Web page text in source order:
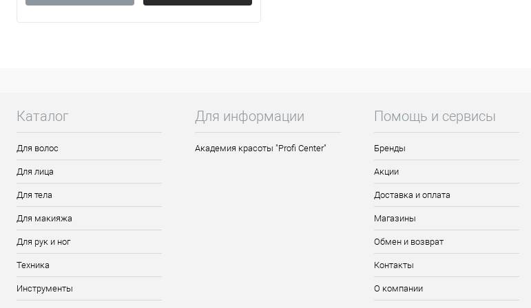
Каталог
Для волос
Для лица
Для тела
Для макияжа
Для рук и ног
Техника
Инструменты
Для информации
Академия красоты "Profi Center"
Помощь и сервисы
Бренды
Акции
Доставка и оплата
Магазины
Обмен и возврат
Контакты
О компании